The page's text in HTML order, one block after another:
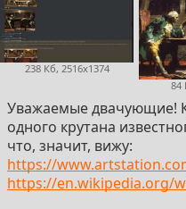
238 Кб, 2516x1374
84
Уважаемые двачующие!
одного крутана
что, значит, вижу:
https://
https://en.wikipedia.org/